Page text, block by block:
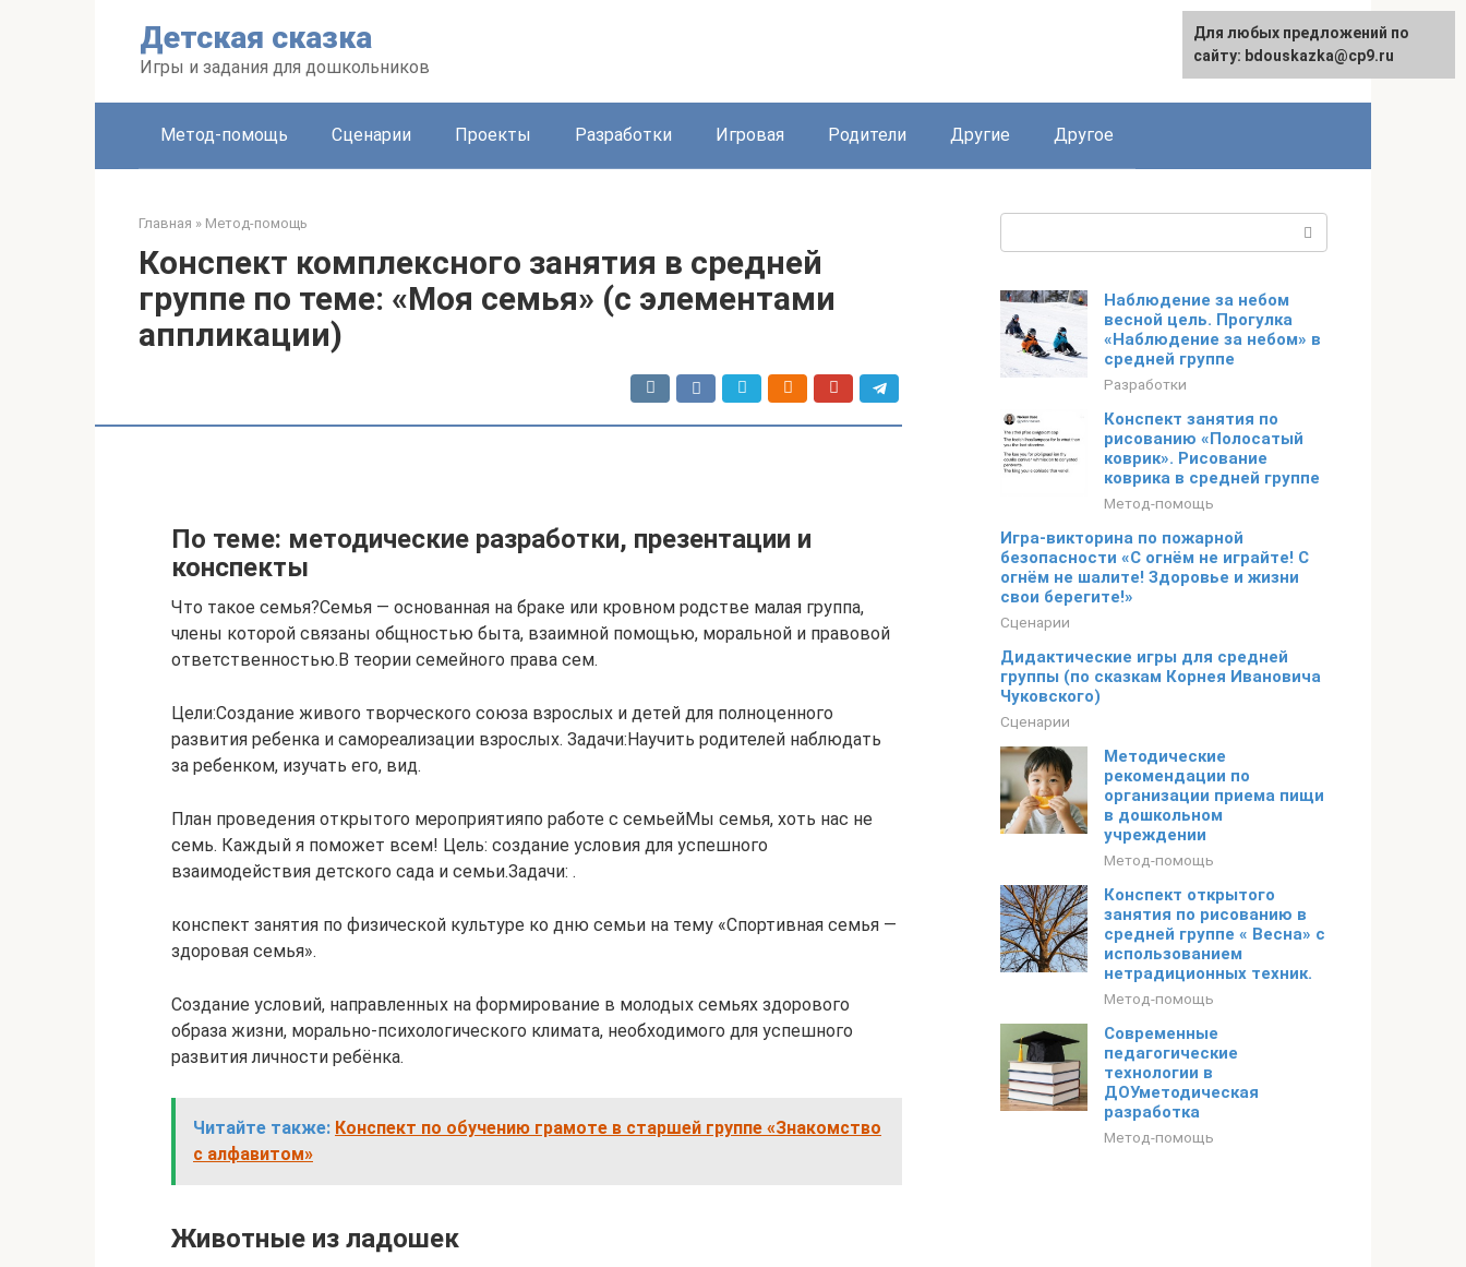
Детская сказка
Игры и задания для дошкольников
Метод-помощь Сценарии Проекты Разработки Игровая Родители Другие Другое
Главная » Метод-помощь
Конспект комплексного занятия в средней
группе по теме: «Моя семья» (с элементами
аппликации)
По теме: методические разработки, презентации и
конспекты
Что такое семья?Семья — основанная на браке или кровном родстве малая группа,
члены которой связаны общностью быта, взаимной помощью, моральной и правовой
ответственностью.В теории семейного права сем.
Цели:Создание живого творческого союза взрослых и детей для полноценного
развития ребенка и самореализации взрослых. Задачи:Научить родителей наблюдать
за ребенком, изучать его, вид.
План проведения открытого мероприятияпо работе с семьейМы семья, хоть нас не
семь. Каждый я поможет всем! Цель: создание условия для успешного
взаимодействия детского сада и семьи.Задачи: .
конспект занятия по физической культуре ко дню семьи на тему «Спортивная семья —
здоровая семья».
Создание условий, направленных на формирование в молодых семьях здорового
образа жизни, морально-психологического климата, необходимого для успешного
развития личности ребёнка.
Читайте также: Конспект по обучению грамоте в старшей группе «Знакомство
с алфавитом»
Животные из ладошек
Наблюдение за небом
весной цель. Прогулка
«Наблюдение за небом» в
средней группе
Разработки
Конспект занятия по
рисованию «Полосатый
коврик». Рисование
коврика в средней группе
Метод-помощь
Игра-викторина по пожарной
безопасности «С огнём не играйте! С
огнём не шалите! Здоровье и жизни
свои берегите!»
Сценарии
Дидактические игры для средней
группы (по сказкам Корнея Ивановича
Чуковского)
Сценарии
Методические
рекомендации по
организации приема пищи
в дошкольном
учреждении
Метод-помощь
Конспект открытого
занятия по рисованию в
средней группе « Весна» с
использованием
нетрадиционных техник.
Метод-помощь
Современные
педагогические
технологии в
ДОУметодическая
разработка
Метод-помощь
Для любых предложений по
сайту: bdouskazka@cp9.ru